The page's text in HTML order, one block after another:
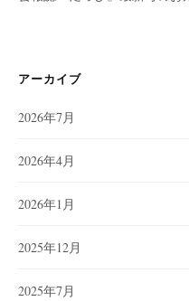
アーカイブ
2026年7月
2026年4月
2026年1月
2025年12月
2025年7月